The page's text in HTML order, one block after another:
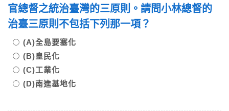
官總督之統治臺灣的三原則。請問小林總督的
治臺三原則不包括下列那一項？
(A)全島要塞化
(B)皇民化
(C)工業化
(D)南進基地化